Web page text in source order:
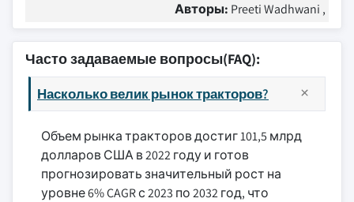
Авторы: Preeti Wadhwani ,
Часто задаваемые вопросы(FAQ):
Насколько велик рынок тракторов?
Объем рынка тракторов достиг 101,5 млрд
долларов США в 2022 году и готов
прогнозировать значительный рост на
уровне 6% CAGR с 2023 по 2032 год, что